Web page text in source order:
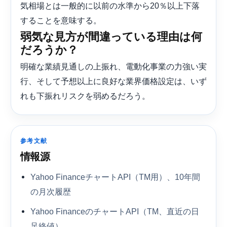
気相場とは一般的に以前の水準から20％以上下落
することを意味する。
弱気な見方が間違っている理由は何
だろうか？
明確な業績見通しの上振れ、電動化事業の力強い実
行、そして予想以上に良好な業界価格設定は、いず
れも下振れリスクを弱めるだろう。
参考文献
情報源
Yahoo FinanceチャートAPI（TM用）、10年間
の月次履歴
Yahoo FinanceのチャートAPI（TM、直近の日